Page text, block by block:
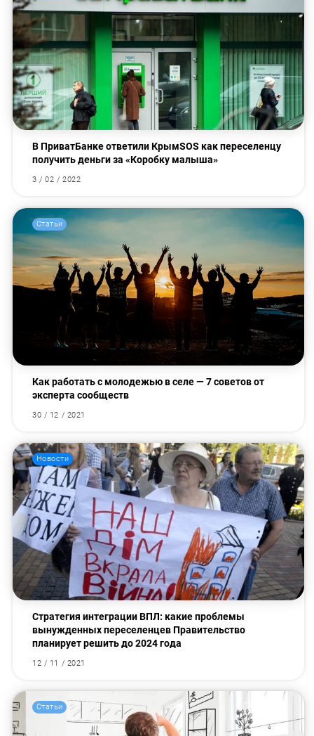
В ПриватБанке ответили КрымSOS как переселенцу
получить деньги за «Коробку малыша»
3 / 02 / 2022
Статьи
Как работать с молодежью в селе — 7 советов от
эксперта сообществ
30 / 12 / 2021
Новости
Стратегия интеграции ВПЛ: какие проблемы
вынужденных переселенцев Правительство
планирует решить до 2024 года
12 / 11 / 2021
Статьи